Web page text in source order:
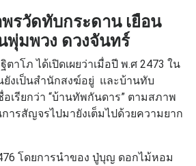
รวัดทับกระดาน เยือน
พุ่มพวง ดวงจันทร์
โภ ได้เปิดเผยว่าเมื่อปี พ.ศ 2473 ใน
งเป็นสำนักสงฆ์อยู่ และบ้านทับ
เรียกว่า “บ้านทัพกันดาร” ตามสภาพ
ารสัญจรไปมายังเต็มไปด้วยความยาก
โดยการนำของ ปู่บุญ ดอกไม้หอม